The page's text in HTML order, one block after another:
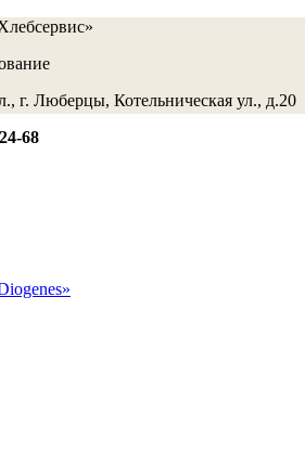
г. Люберцы, Котельническая ул., д.20
68